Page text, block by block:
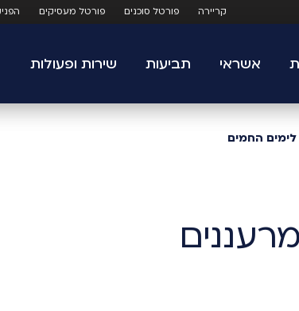
קריירה פורטל סוכנים פורטל מעסיקים
אשראי תביעות שירות ופעולות
לימים החמים